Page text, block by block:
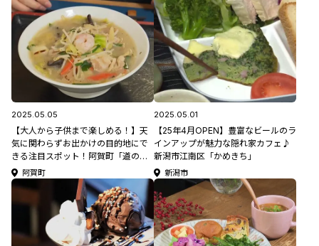
2025.05.05
【大人から子供まで楽しめる！】天
気に関わらずお出かけの目的地にで
きる注目スポット！阿賀町「道の駅
阿賀の里｣
阿賀町
2025.05.01
【25年4月OPEN】豊富なビールのラ
インアップが魅力な隠れ家カフェ♪
新潟市江南区「かめきち｣
新潟市